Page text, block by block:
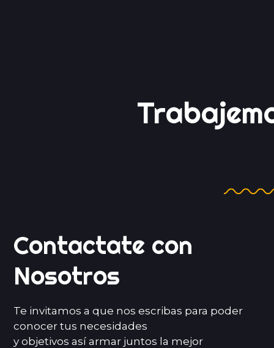
Contactate con
Nosotros
Te invitamos a que nos escribas para poder
conocer tus necesidades
y objetivos así armar juntos la mejor